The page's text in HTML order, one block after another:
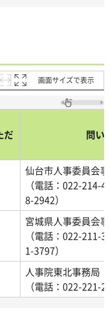
画面サイズで表示
だ
問い
仙台市人事委員会
（電話：022-
8-2942）
宮城県人事委員会
（電話：022-
1-3797）
人事院東北事務局
（電話：022-221-